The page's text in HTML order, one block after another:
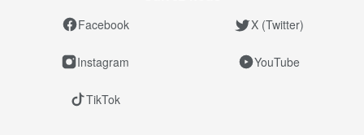
Facebook X (Twitter)
Instagram YouTube
TikTok